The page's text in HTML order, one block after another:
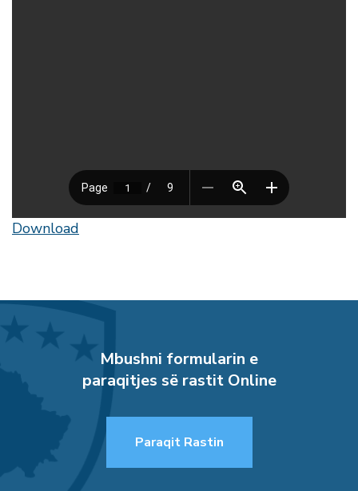
Download
Mbushni formularin e
paraqitjes së rastit Online
Paraqit Rastin